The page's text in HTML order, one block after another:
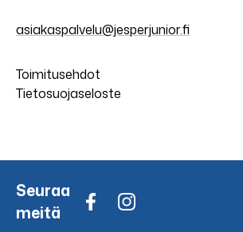
asiakaspalvelu@jesperjunior.fi
Toimitusehdot
Tietosuojaseloste
Seuraa
meitä